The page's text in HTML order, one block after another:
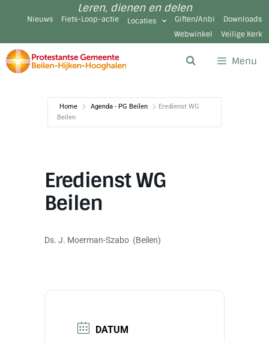
Leren, dienen en delen
Nieuws Fiets-Loop-actie Locaties Giften/Anbi
Downloads
Webwinkel
Veilige Kerk
Menu
Home Agenda - PG Beilen
Eredienst WG
Beilen
Eredienst WG
Beilen
Ds. J. Moerman-Szabo (Beilen)
DATUM